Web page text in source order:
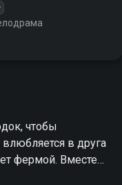
чтобы
в друга
фермой. Вместе
чтобы